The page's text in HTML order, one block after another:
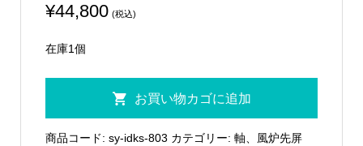
¥44,800 (税込)
在庫1個
石
お買い物カゴに追加
商品コード: sy-idks-803 カテゴリー: 軸、風炉先屏